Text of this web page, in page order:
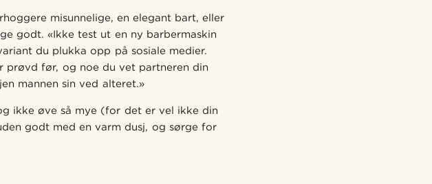
misunnelige, en elegant bart, eller
godt. «Ikke test ut en ny barbermaskin
du plukka opp på sosiale medier.
prøvd før, og noe du vet partneren din
mannen sin ved alteret.»
ikke øve så mye (for det er vel ikke din
godt med en varm dusj, og sørge for